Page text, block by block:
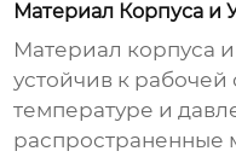
Материал Корпуса и
Материал корпуса
устойчив к рабочей
температуре и
распространенные